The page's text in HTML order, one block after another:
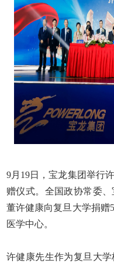
9月 19日，宝龙集团举行
赠仪式。全国政协常委
董许健康向复旦大学捐赠5
医学中心。
许健康先生作为复旦大